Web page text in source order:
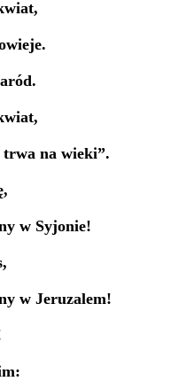
trwa na wieki”.
w Syjonie!
w Jeruzalem!